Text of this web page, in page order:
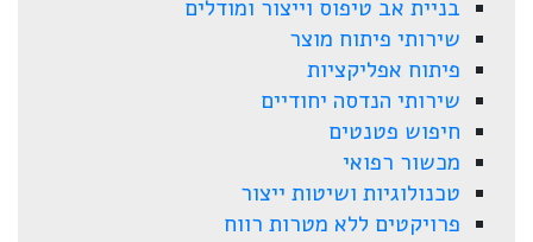
בניית אב טיפוס וייצור ומודלים
שירותי פיתוח מוצר
פיתוח אפליקציות
שירותי הנדסה יחודיים
חיפוש פטנטים
מכשור רפואי
טכנולוגיות ושיטות ייצור
פרויקטים ללא מטרות רווח